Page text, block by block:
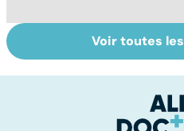
La tuberculose
pulmonaire
Voir toutes